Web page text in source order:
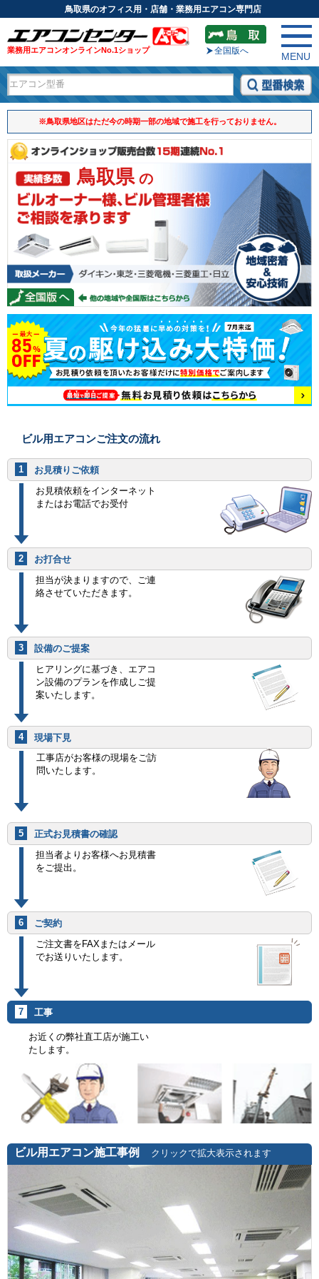
鳥取県のオフィス用・店舗・業務用エアコン専門店
業務用エアコンオンラインNo.1ショップ 全国版へ
MENU
※鳥取県地区はただ今の時期一部の地域で施工を行っておりません。
鳥取県の
ビル用エアコンご注文の流れ
1
お見積りご依頼
お見積依頼をインターネット
またはお電話でお受付
2
お打合せ
担当が決まりますので、ご連
絡させていただきます。
3
設備のご提案
ヒアリングに基づき、エアコ
ン設備のプランを作成しご提
案いたします。
4
現場下見
工事店がお客様の現場をご訪
問いたします。
5
正式お見積書の確認
担当者よりお客様へお見積書
をご提出。
6
ご契約
ご注文書をFAXまたはメール
でお送りいたします。
7 工事
お近くの弊社直工店が施工い
たします。
ビル用エアコン施工事例 クリックで拡大表示されます